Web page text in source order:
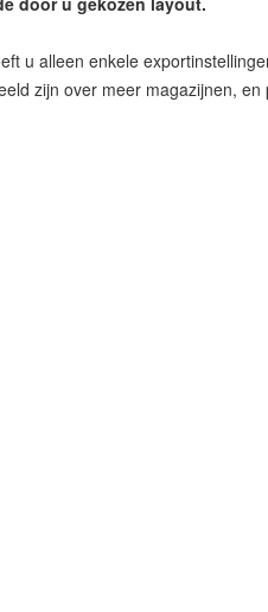
u alleen enkele
zijn over meer magazijnen,